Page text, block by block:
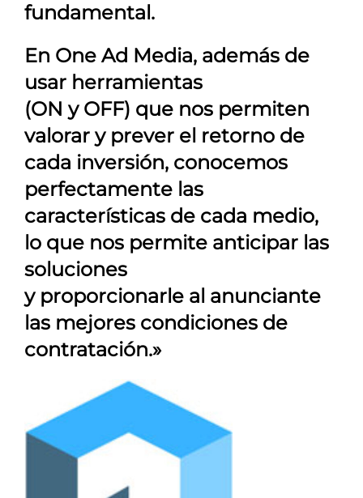
fundamental.
En One Ad Media, además de
usar herramientas
(ON y OFF) que nos permiten
valorar y prever el retorno de
cada inversión, conocemos
perfectamente las
características de cada medio,
lo que nos permite anticipar las
soluciones
y proporcionarle al anunciante
las mejores condiciones de
contratación.»